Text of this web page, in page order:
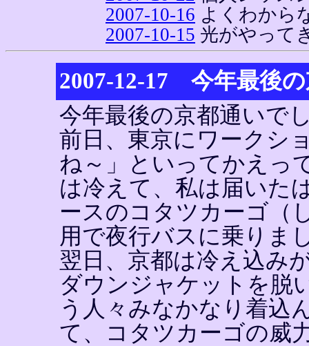
2007-10-16 よくわから
2007-10-15 光がやって
2007-12-17 今年最後
今年最後の京都通いで
前日、東京にワークシ
ね～」といってかえっ
は冷えて、私は届いた
ースのコタツカーゴ（
用で夜行バスに乗りま
翌日、京都は冷え込み
ダウンジャケットを脱
う人々みなかなり着込
て、コタツカーゴの威